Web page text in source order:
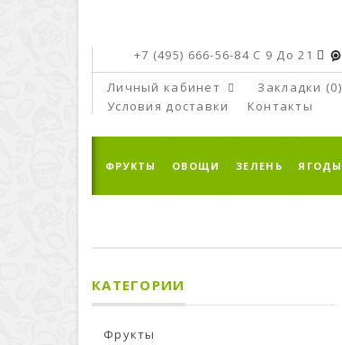
+7 (495) 666-56-84 C 9 До 21
Личный кабинет
Закладки (0)
Условия доставки
Контакты
ФРУКТЫ ОВОЩИ ЗЕЛЕНЬ ЯГОДЫ
КАТЕГОРИИ
Фрукты